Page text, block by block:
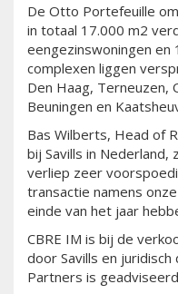
De Otto Portefeuille
in totaal 17.000 m2
eengezinswoningen
complexen liggen
Den Haag, Terneuzen,
Beuningen en
Bas Wilberts, Head of
bij Savills in
verliep zeer
transactie namens
einde van het jaar
CBRE IM is bij de
door Savills en juridisch
Partners is